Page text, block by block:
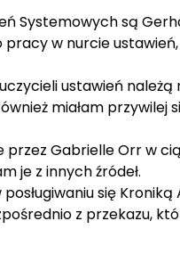
Systemowych są
pracy w nurcie
ustawień należą
miałam przywilej
przez Gabrielle Orr w
je z innych źródeł.
się Kroniką
z przekazu,